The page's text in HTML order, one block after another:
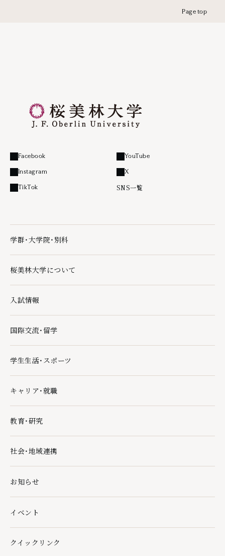
Page top
Facebook
外部リンク
YouTube
外部リンク
Instagram
外部リンク
X
外部リンク
TikTok
外部リンク SNS一覧
学群・大学院・別科
学群・大学院・別科の下層ページ一覧を開く
桜美林大学について
桜美林大学についての下層ページ一覧を開く
入試情報
入試情報の下層ページ一覧を開く
国際交流・留学
国際交流・留学の下層ページ一覧を開く
学生生活・スポーツ
学生生活・スポーツの下層ページ一覧を開く
キャリア・就職
キャリア・就職の下層ページ一覧を開く
教育・研究
教育・研究の下層ページ一覧を開く
社会・地域連携
社会・地域連携の下層ページ一覧を開く
お知らせ
イベント
クイックリンク
クイックリンクの下層ページ一覧を開く